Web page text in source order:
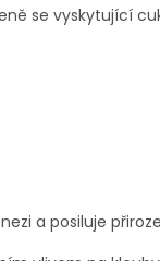
se vyskytující
a posiluje